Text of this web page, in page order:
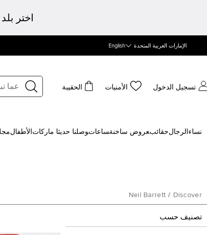
اختر
الإمارات العربية المتحدة English
تسجيل الدخول الأمنيات الحقيبة
نساء الرجالحقائب‍عروض ساخنة‍ساعات‍وصلنا حديثا ‍ ماركات الأطفال
Discover
/
Neil Barrett
تصنيف حسب